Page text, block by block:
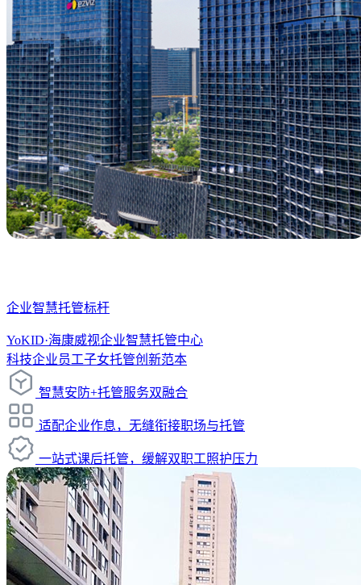
企业智慧托管标杆
YoKID·海康威视企业智慧托管中心
科技企业员工子女托管创新范本
智慧安防+托管服务双融合
适配企业作息，无缝衔接职场与托管
一站式课后托管，缓解双职工照护压力